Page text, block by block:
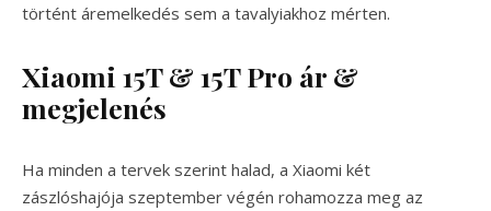
történt áremelkedés sem a tavalyiakhoz mérten.
Xiaomi 15T & 15T Pro ár &
megjelenés
Ha minden a tervek szerint halad, a Xiaomi két
zászlóshajója szeptember végén rohamozza meg az